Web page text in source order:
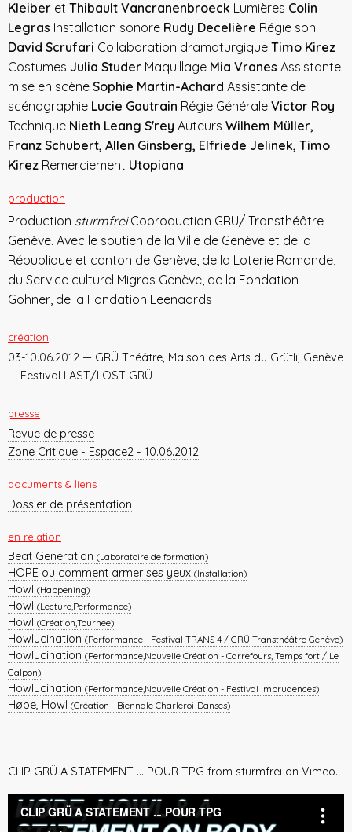
création
03-10.06.2012 — GRÜ Théâtre, Maison des Arts du Grütli, Genève
— Festival LAST/LOST GRÜ
presse
Revue de presse
Zone Critique - Espace2 - 10.06.2012
documents & liens
Dossier de présentation
en relation
Beat Generation (Laboratoire de formation)
HOPE ou comment armer ses yeux (Installation)
Howl (Happening)
Howl (Lecture,Performance)
Howl (Création,Tournée)
Howlucination (Performance - Festival TRANS 4 / GRÜ Transthéâtre Genève)
Howlucination (Performance,Nouvelle Création - Carrefours, Temps fort / Le
Galpon)
Howlucination (Performance,Nouvelle Création - Festival Imprudences)
Høpe, Howl (Création - Biennale Charleroi-Danses)
CLIP GRÜ A STATEMENT ... POUR TPG from sturmfrei on Vimeo.
Kleiber et Thibault Vancranenbroeck Lumières Colin
Legras Installation sonore Rudy Decelière Régie son
David Scrufari Collaboration dramaturgique Timo Kirez
Costumes Julia Studer Maquillage Mia Vranes Assistante
mise en scène Sophie Martin-Achard Assistante de
scénographie Lucie Gautrain Régie Générale Victor Roy
Technique Nieth Leang S'rey Auteurs Wilhem Müller,
Franz Schubert, Allen Ginsberg, Elfriede Jelinek, Timo
Kirez Remerciement Utopiana
production
Production sturmfreiCoproduction GRÜ/ Transthéâtre
Genève. Avec le soutien de la Ville de Genève et de la
République et canton de Genève, de la Loterie Romande,
du Service culturel Migros Genève, de la Fondation
Göhner, de la Fondation Leenaards